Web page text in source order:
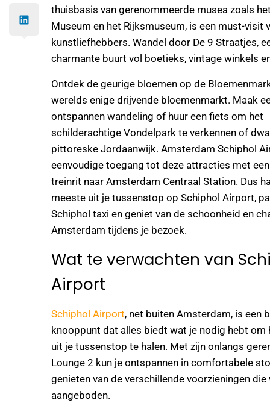
thuisbasis van gerenommeerde musea zoals
Museum en het Rijksmuseum, is een must-visit
kunstliefhebbers. Wandel door De 9 Straatjes,
charmante buurt vol boetieks, vintage winkels
Ontdek de geurige bloemen op de
werelds enige drijvende bloemenmarkt. Maak
ontspannen wandeling of huur een fiets om het
schilderachtige Vondelpark te verkennen of
pittoreske Jordaanwijk. Amsterdam Schiphol
eenvoudige toegang tot deze attracties met
treinrit naar Amsterdam Centraal Station. Dus
meeste uit je tussenstop op Schiphol Airport,
Schiphol taxi en geniet van de schoonheid en
Amsterdam tijdens je bezoek.
Wat te verwachten van
Airport
Schiphol Airport, net buiten Amsterdam, is een
knooppunt dat alles biedt wat je nodig hebt om
uit je tussenstop te halen. Met zijn onlangs
Lounge 2 kun je ontspannen in comfortabele
genieten van de verschillende voorzieningen die
aangeboden.